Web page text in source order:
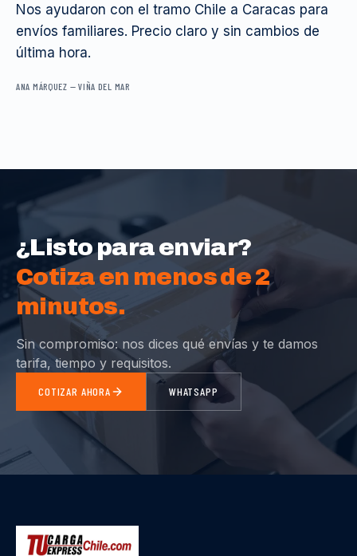
Nos ayudaron con el tramo Chile a Caracas para
envíos familiares. Precio claro y sin cambios de
última hora.
ANA MÁRQUEZ —VIÑA DEL MAR
¿Listo para enviar?
Cotiza en menos de 2
minutos.
Sin compromiso: nos dices qué envías y te damos
tarifa, tiempo y requisitos.
COTIZAR AHORA WHATSAPP